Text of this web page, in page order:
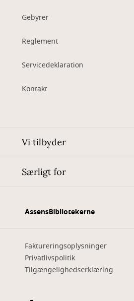
Gebyrer
Reglement
Servicedeklaration
Kontakt
Vi tilbyder
Særligt for
AssensBibliotekerne
Faktureringsoplysninger
Privatlivspolitik
Tilgængelighedserklæring